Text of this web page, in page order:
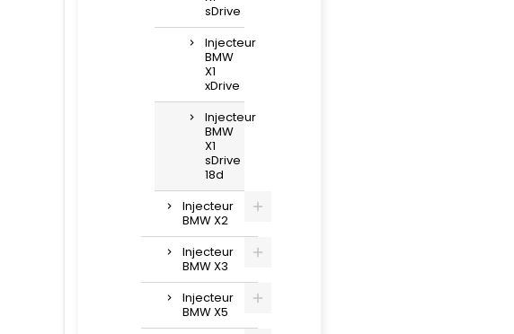
sDrive
Injecteur
BMW
X1
xDrive
Injecteur
BMW
X1
sDrive
18d
Injecteur
BMW X2
Injecteur
BMW X3
Injecteur
BMW X5